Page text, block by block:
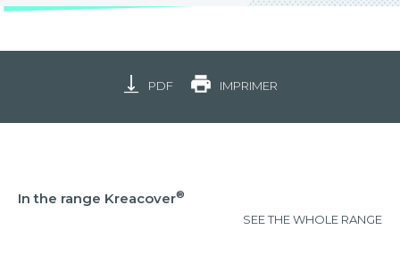
PDF IMPRIMER
In the range Kreacover®
SEE THE WHOLE RANGE